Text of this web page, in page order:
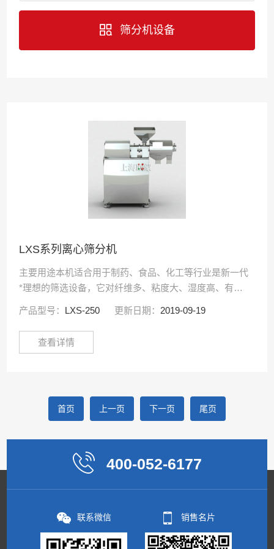
筛分机设备
LXS系列离心筛分机
主要用途本机适合用于制药、食品、化工等行业是新一代
*理想的筛选设备，它对纤维多、粘度大、湿度高、有静
经螺旋输送杆进入筛箱，分流叶片不断翻动，促使物料在
···
产品型号： LXS-250 更新日期： 2019-09-19
查看详情
首页 上一页 下一页 尾页
400-052-6177
联系微信 销售名片